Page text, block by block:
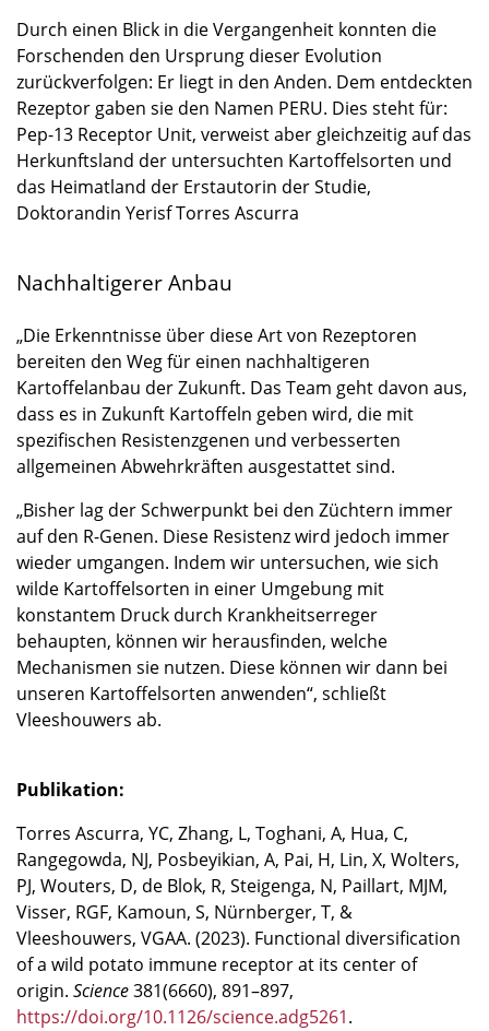
Durch einen Blick in die Vergangenheit konnten die
Forschenden den Ursprung dieser Evolution
zurückverfolgen: Er liegt in den Anden. Dem entdeckten
Rezeptor gaben sie den Namen PERU. Dies steht für:
Pep-13 Receptor Unit, verweist aber gleichzeitig auf das
Herkunftsland der untersuchten Kartoffelsorten und
das Heimatland der Erstautorin der Studie,
Doktorandin Yerisf Torres Ascurra
Nachhaltigerer Anbau
„Die Erkenntnisse über diese Art von Rezeptoren
bereiten den Weg für einen nachhaltigeren
Kartoffelanbau der Zukunft. Das Team geht davon aus,
dass es in Zukunft Kartoffeln geben wird, die mit
spezifischen Resistenzgenen und verbesserten
allgemeinen Abwehrkräften ausgestattet sind.
„Bisher lag der Schwerpunkt bei den Züchtern immer
auf den R-Genen. Diese Resistenz wird jedoch immer
wieder umgangen. Indem wir untersuchen, wie sich
wilde Kartoffelsorten in einer Umgebung mit
konstantem Druck durch Krankheitserreger
behaupten, können wir herausfinden, welche
Mechanismen sie nutzen. Diese können wir dann bei
unseren Kartoffelsorten anwenden“, schließt
Vleeshouwers ab.
Publikation:
Torres Ascurra, YC, Zhang, L, Toghani, A, Hua, C,
Rangegowda, NJ, Posbeyikian, A, Pai, H, Lin, X, Wolters,
PJ, Wouters, D, de Blok, R, Steigenga, N, Paillart, MJM,
Visser, RGF, Kamoun, S, Nürnberger, T, &
Vleeshouwers, VGAA. (2023). Functional diversification
of a wild potato immune receptor at its center of
origin. Science381(6660), 891–897,
https://doi.org/10.1126/science.adg5261.